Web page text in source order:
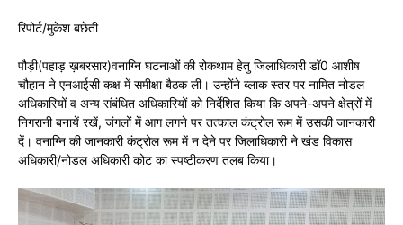
रिपोर्ट/मुकेश बछेती
पौड़ी(पहाड़ ख़बरसार)वनाग्नि घटनाओं की रोकथाम हेतु जिलाधिकारी डॉ0 आशीष
चौहान ने एनआईसी कक्ष में समीक्षा बैठक ली। उन्होंने ब्लाक स्तर पर नामित नोडल
अधिकारियों व अन्य संबंधित अधिकारियों को निर्देशित किया कि अपने-अपने क्षेत्रों में
निगरानी बनायें रखें, जंगलों में आग लगने पर तत्काल कंट्रोल रूम में उसकी जानकारी
दें। वनाग्नि की जानकारी कंट्रोल रूम में न देने पर जिलाधिकारी ने खंड विकास
अधिकारी/नोडल अधिकारी कोट का स्पष्टीकरण तलब किया।